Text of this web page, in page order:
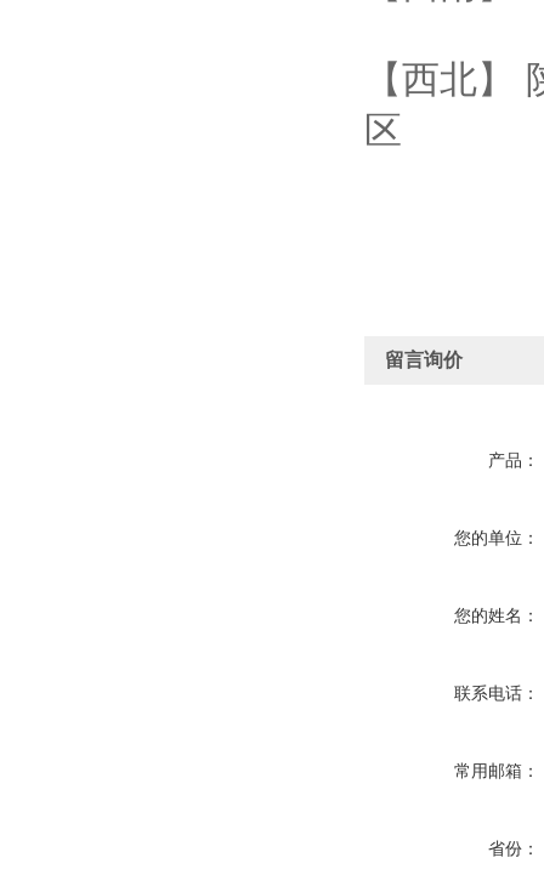
【西北
区
留言询价
产品：
您的单位：
您的姓名：
联系电话：
常用邮箱：
省份：